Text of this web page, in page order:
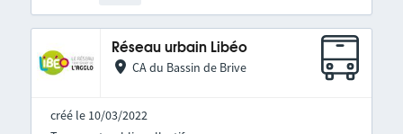
Réseau urbain Libéo
CA du Bassin de Brive
créé le 10/03/2022